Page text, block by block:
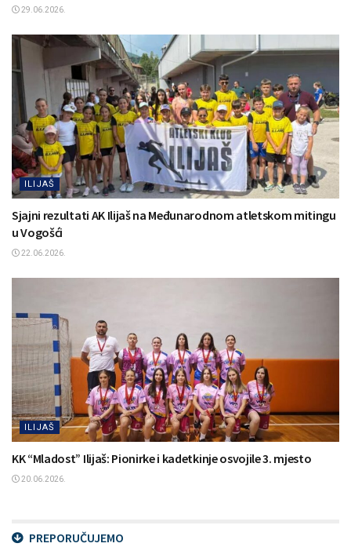
29.06.2026.
ILIJAŠ
Sjajni rezultati AK Ilijaš na Međunarodnom atletskom mitingu
u Vogošći
22.06.2026.
ILIJAŠ
KK “Mladost” Ilijaš: Pionirke i kadetkinje osvojile 3. mjesto
20.06.2026.
PREPORUČUJEMO